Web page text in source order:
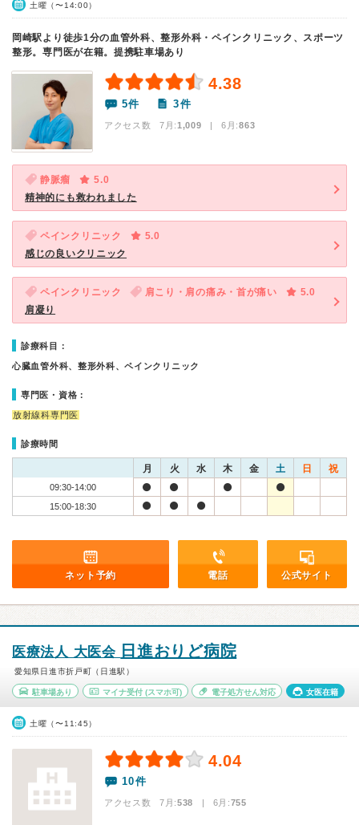
土曜（〜14:00）
岡崎駅より徒歩1分の血管外科、整形外科・ペインクリニック、スポーツ
整形。専門医が在籍。提携駐車場あり
4.38
5件 3件
アクセス数 7月:1,009 | 6月:863
静脈瘤
5.0
精神的にも救われました
ペインクリニック
5.0
感じの良いクリニック
ペインクリニック 肩こり・肩の痛み・首が痛い
5.0
肩凝り
診療科目：
心臓血管外科、整形外科、ペインクリニック
専門医・資格：
放射線科専門医
診療時間
月 火 水 木 金 土 日 祝
09:30-14:00
15:00-18:30
ネット予約 電話 公式サイト
医療法人 大医会 日進おりど病院
愛知県日進市折戸町（日進駅）
駐車場あり マイナ受付(スマホ可) 電子処方せん対応 女医在籍
土曜（〜11:45）
4.04
10件
アクセス数 7月:538 | 6月:755